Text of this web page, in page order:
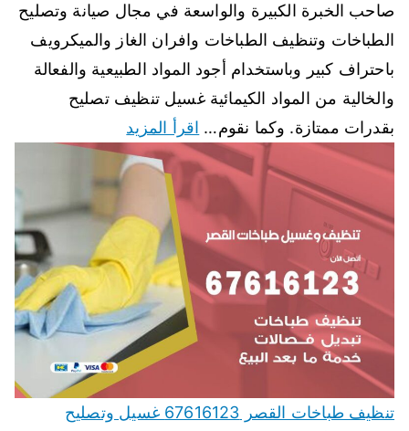
صاحب الخبرة الكبيرة والواسعة في مجال صيانة وتصليح
الطباخات وتنظيف الطباخات وافران الغاز والميكرويف
باحتراف كبير وباستخدام أجود المواد الطبيعية والفعالة
والخالية من المواد الكيمائية غسيل تنظيف تصليح
بقدرات ممتازة. وكما نقوم… اقرأ المزيد
تنظيف طباخات القصر 67616123 غسيل وتصليح